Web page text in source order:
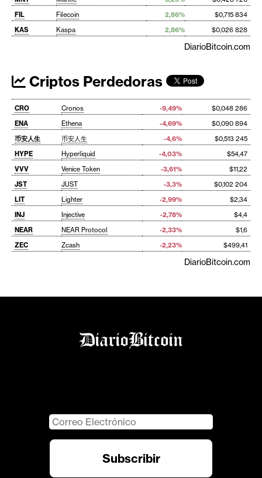
FIL
Filecoin 2,86%
$0,715 834
KAS
Kaspa 2,86% $0,026 828
DiarioBitcoin.com
Criptos Perdedoras
CRO Cronos -9,49%
$0,048 286
ENA
Ethena -4,69%
$0,090 894
币安人生
币安人生 -4,6%
$0,513 245
HYPE
Hyperliquid -4,03%
$54,47
VVV
Venice Token -3,61%
$11,22
JST
JUST -3,3%
$0,102 204
LIT
Lighter -2,99%
$2,34
INJ
Injective -2,78%
$4,4
NEAR
NEAR Protocol -2,33%
$1,6
ZEC
Zcash -2,23% $499,41
DiarioBitcoin.com